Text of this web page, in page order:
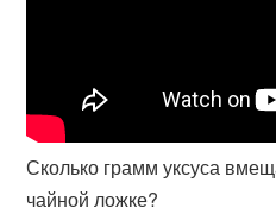
Сколько грамм уксуса
чайной ложке?